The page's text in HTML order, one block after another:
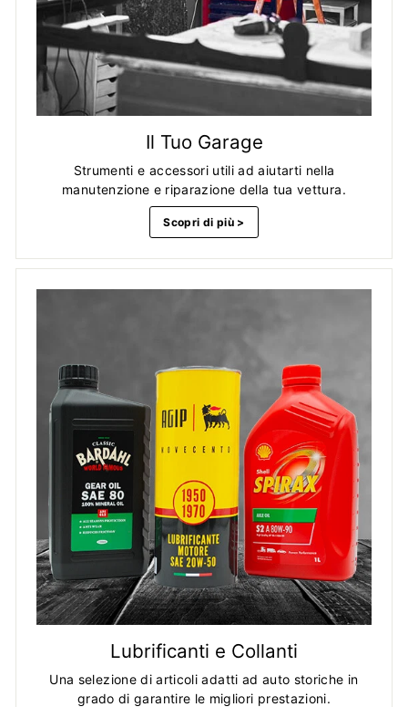
Il Tuo Garage
Strumenti e accessori utili ad aiutarti nella
manutenzione e riparazione della tua vettura.
Scopri di più >
Lubrificanti e Collanti
Una selezione di articoli adatti ad auto storiche in
grado di garantire le migliori prestazioni.